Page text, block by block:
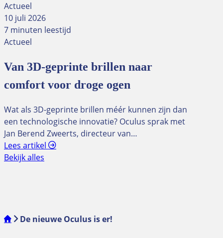
Actueel
10 juli 2026
7 minuten leestijd
Actueel
Van 3D-geprinte brillen naar
comfort voor droge ogen
Wat als 3D-geprinte brillen méér kunnen zijn dan
een technologische innovatie? Oculus sprak met
Jan Berend Zweerts, directeur van…
Lees artikel
Bekijk alles
De nieuwe Oculus is er!